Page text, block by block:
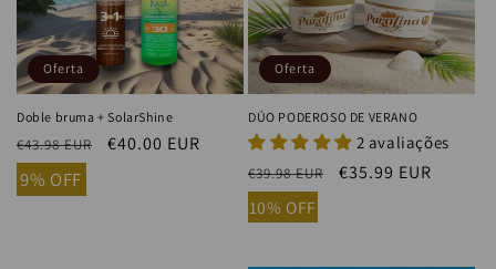
Oferta
Doble bruma + SolarShine
Precio
habitual
€43.98 EUR
Precio
€40.00 EUR
9% OFF
Oferta
DÚO PODEROSO DE VERANO
2 avaliações
Precio
habitual
€39.98 EUR
Precio
€35.99 EUR
10% OFF